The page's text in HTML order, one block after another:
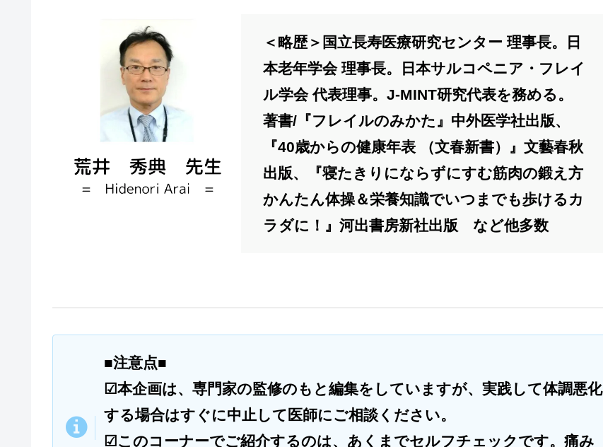
＜略歴＞国立長寿医療研究センター 理事長。日
本老年学会 理事長。日本サルコペニア・フレイ
ル学会 代表理事。J-MINT研究代表を務める。
著書/『フレイルのみかた』中外医学社出版、
『40歳からの健康年表 （文春新書）』文藝春秋
出版、『寝たきりにならずにすむ筋肉の鍛え方
かんたん体操＆栄養知識でいつまでも歩けるカ
ラダに！』河出書房新社出版 など他多数
■注意点■
☑本企画は、専門家の監修のもと編集をしていますが、実践して体調悪化
する場合はすぐに中止して医師にご相談ください。
☑このコーナーでご紹介するのは、あくまでセルフチェックです。痛み